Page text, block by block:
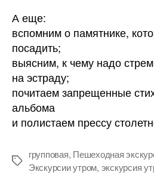
А еще:
вспомним о памятнике,
посадить;
выясним, к чему надо
на эстраду;
почитаем запрещенные
альбома
и полистаем прессу
Метки
групповая, Пешеходная
Экскурсии утром, экскурсия